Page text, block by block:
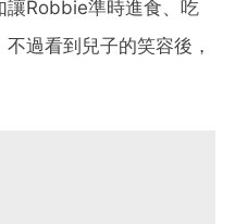
讓Robbie準時進食、吃
過看到兒子的笑容後，